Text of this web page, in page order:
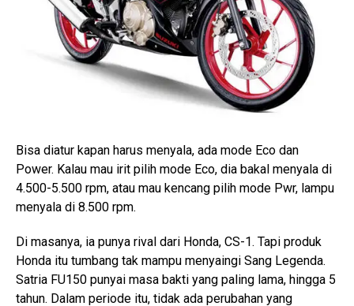
Bisa diatur kapan harus menyala, ada mode Eco dan
Power. Kalau mau irit pilih mode Eco, dia bakal menyala di
4.500-5.500 rpm, atau mau kencang pilih mode Pwr, lampu
menyala di 8.500 rpm.
Di masanya, ia punya rival dari Honda, CS-1. Tapi produk
Honda itu tumbang tak mampu menyaingi Sang Legenda.
Satria FU150 punyai masa bakti yang paling lama, hingga 5
tahun. Dalam periode itu, tidak ada perubahan yang